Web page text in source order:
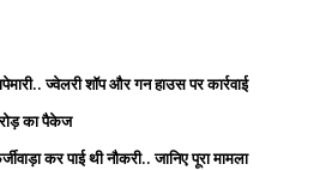
ज्वेलरी शॉप और गन हाउस पर कार्रवाई
का पैकेज
कर पाई थी नौकरी.. जानिए पूरा मामला